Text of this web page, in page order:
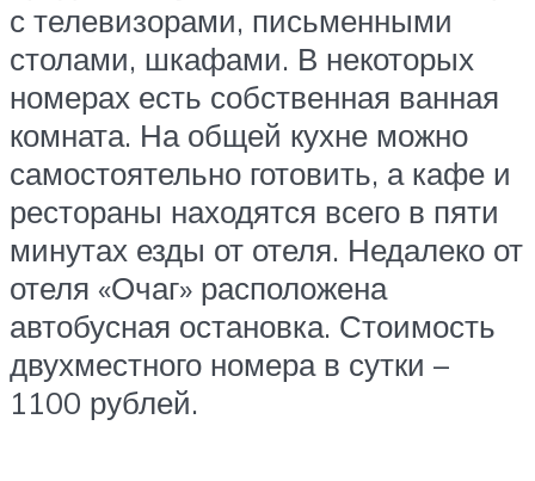
с телевизорами, письменными
столами, шкафами. В некоторых
номерах есть собственная ванная
комната. На общей кухне можно
самостоятельно готовить, а кафе и
рестораны находятся всего в пяти
минутах езды от отеля. Недалеко от
отеля «Очаг» расположена
автобусная остановка. Стоимость
двухместного номера в сутки –
1100 рублей.